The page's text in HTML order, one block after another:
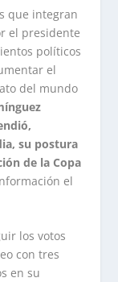
que integran
el presidente
políticos
el
del mundo
su postura
de la Copa
el
los votos
con tres
en su